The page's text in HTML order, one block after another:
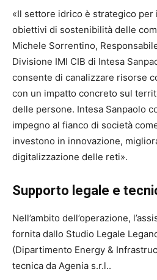
«Il settore idrico è strategico
obiettivi di sostenibilità delle
Michele Sorrentino,
Divisione IMI CIB di Intesa
consente di canalizzare risorse
con un impatto concreto sul
delle persone. Intesa Sanpaolo
impegno al fianco di società
investono in innovazione,
digitalizzazione delle reti».
Supporto legale e
Nell’ambito dell’operazione,
fornita dallo Studio Legale
(Dipartimento Energy &
tecnica da Agenia s.r.l..